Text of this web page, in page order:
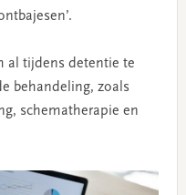
al tijdens detentie te
behandeling, zoals
schematherapie en